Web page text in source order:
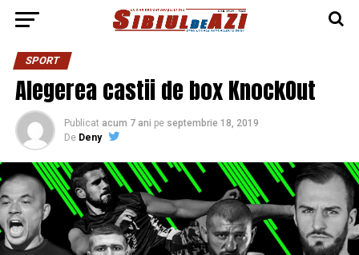
SPORT
Alegerea castii de box KnockOut
Publicat acum 7 ani pe septembrie 18, 2019
De Deny